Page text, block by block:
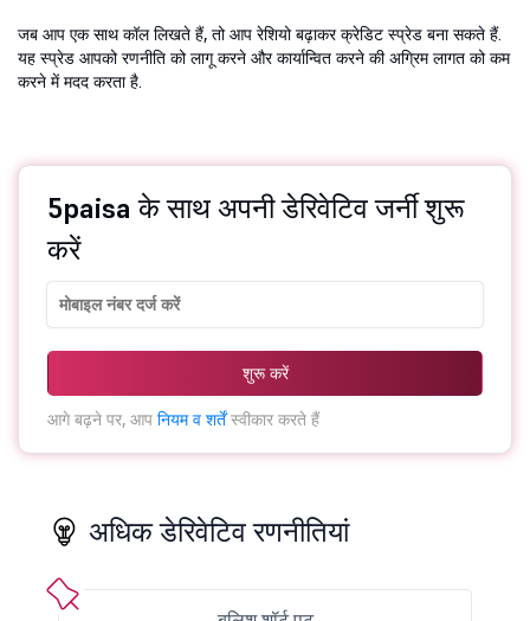
जब आप एक साथ कॉल लिखते हैं, तो आप रेशियो बढ़ाकर क्रेडिट स्प्रेड बना सकते हैं.
यह स्प्रेड आपको रणनीति को लागू करने और कार्यान्वित करने की अग्रिम लागत को कम
करने में मदद करता है.
5paisa के साथ अपनी डेरिवेटिव जर्नी शुरू
करें
शुरू करें
आगे बढ़ने पर, आप नियम व शर्तेंस्वीकार करते हैं
अधिक डेरिवेटिव रणनीतियां